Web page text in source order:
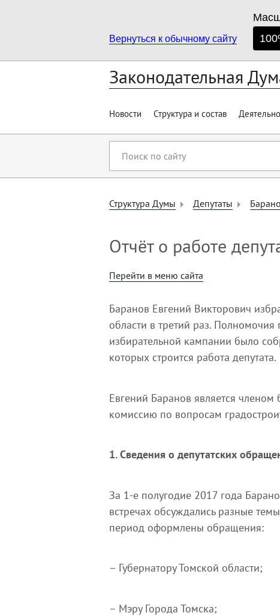
Вернуться к обычному сайту
Законодательная
Новости Структура и состав
сайту
Структура Думы Депутаты
Отчёт о работе
Перейти в меню сайта
Баранов Евгений Викторович
области в третий раз.
избирательной кампании было
которых строится работа депутата.
Евгений Баранов является
комиссию по вопросам
1. Сведения о депутатских
За 1-е полугодие 2017 года
встречах обсуждались разные
период оформлены обращения:
– Губернатору Томской области;
– Мэру Города Томска;